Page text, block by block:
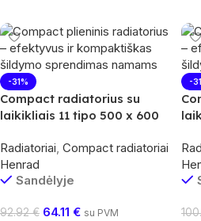
-31%
Compact radiatorius su
laikikliais 11 tipo 500 x 600
Radiatoriai, Compact radiatoriai
Henrad
Sandėlyje
92.92€ 64.11 € su PVM
-